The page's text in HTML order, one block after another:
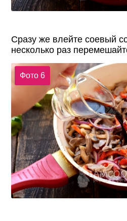
Сразу же влейте соевый
несколько раз
Фото 6